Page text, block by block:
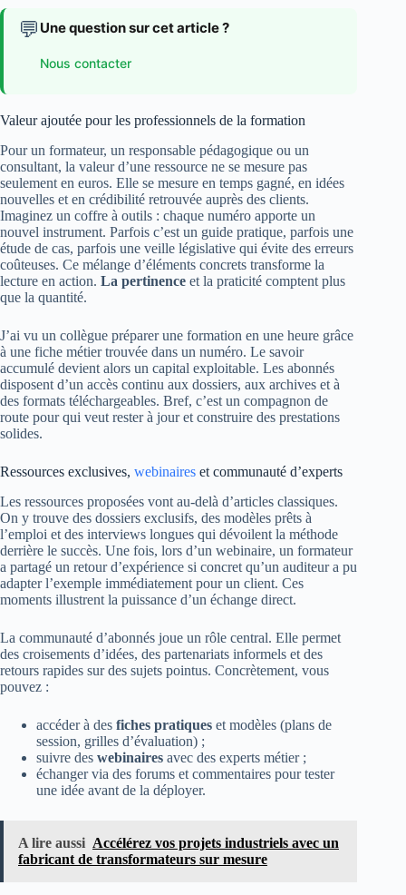
💬 Une question sur cet article ?
Nous contacter
Valeur ajoutée pour les professionnels de la formation
Pour un formateur, un responsable pédagogique ou un
consultant, la valeur d’une ressource ne se mesure pas
seulement en euros. Elle se mesure en temps gagné, en idées
nouvelles et en crédibilité retrouvée auprès des clients.
Imaginez un coffre à outils : chaque numéro apporte un
nouvel instrument. Parfois c’est un guide pratique, parfois une
étude de cas, parfois une veille législative qui évite des erreurs
coûteuses. Ce mélange d’éléments concrets transforme la
lecture en action. La pertinence et la praticité comptent plus
que la quantité.
J’ai vu un collègue préparer une formation en une heure grâce
à une fiche métier trouvée dans un numéro. Le savoir
accumulé devient alors un capital exploitable. Les abonnés
disposent d’un accès continu aux dossiers, aux archives et à
des formats téléchargeables. Bref, c’est un compagnon de
route pour qui veut rester à jour et construire des prestations
solides.
Ressources exclusives, webinaires et communauté d’experts
Les ressources proposées vont au-delà d’articles classiques.
On y trouve des dossiers exclusifs, des modèles prêts à
l’emploi et des interviews longues qui dévoilent la méthode
derrière le succès. Une fois, lors d’un webinaire, un formateur
a partagé un retour d’expérience si concret qu’un auditeur a pu
adapter l’exemple immédiatement pour un client. Ces
moments illustrent la puissance d’un échange direct.
La communauté d’abonnés joue un rôle central. Elle permet
des croisements d’idées, des partenariats informels et des
retours rapides sur des sujets pointus. Concrètement, vous
pouvez :
accéder à des fiches pratiques et modèles (plans de
session, grilles d’évaluation) ;
suivre des webinaires avec des experts métier ;
échanger via des forums et commentaires pour tester
une idée avant de la déployer.
A lire aussi Accélérez vos projets industriels avec un
fabricant de transformateurs sur mesure